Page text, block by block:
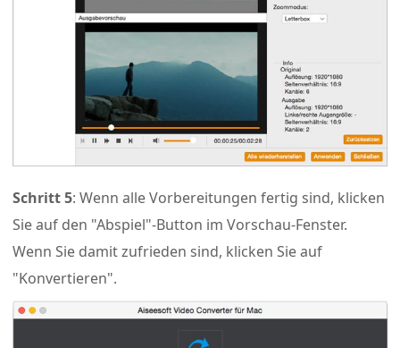
Schritt 5: Wenn alle Vorbereitungen fertig sind, klicken
Sie auf den "Abspiel"-Button im Vorschau-Fenster.
Wenn Sie damit zufrieden sind, klicken Sie auf
"Konvertieren".